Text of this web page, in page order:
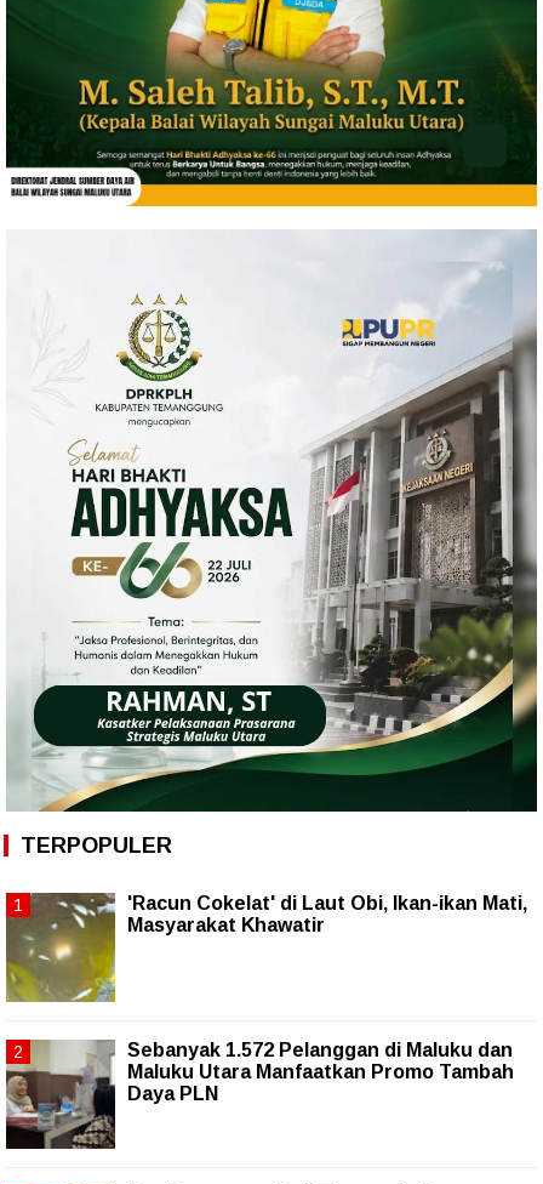
TERPOPULER
'Racun Cokelat' di Laut Obi, Ikan-ikan Mati,
Masyarakat Khawatir
Sebanyak 1.572 Pelanggan di Maluku dan
Maluku Utara Manfaatkan Promo Tambah
Daya PLN